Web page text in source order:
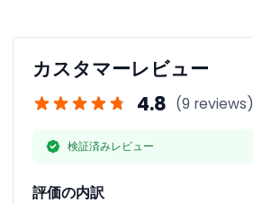
カスタマーレビュー
4.8 (9 reviews)
検証済みレビュー
評価の内訳